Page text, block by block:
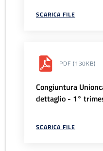
SCARICA FILE
PDF (130KB)
Congiuntura
dettaglio - 1°
SCARICA FILE